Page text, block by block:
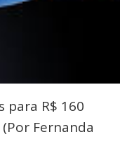
para R$ 160
Fernanda